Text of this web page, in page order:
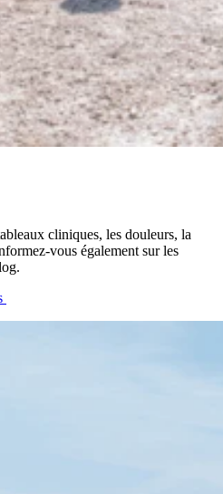
cliniques, les douleurs, la
vous également sur les